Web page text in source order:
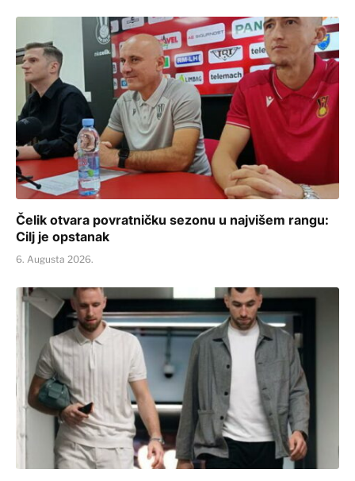
Čelik otvara povratničku sezonu u najvišem rangu:
Cilj je opstanak
6. Augusta 2026.